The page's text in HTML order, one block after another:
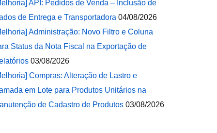
API: Pedidos de Venda – Inclusão de
de Entrega e Transportadora 04/08/2026
Administração: Novo Filtro e Coluna
Status da Nota Fiscal na Exportação de
03/08/2026
Compras: Alteração de Lastro e
em Lote para Produtos Unitários na
de Cadastro de Produtos 03/08/2026